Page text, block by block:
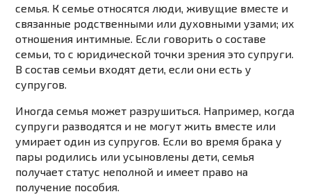
семья. К семье относятся люди, живущие вместе и
связанные родственными или духовными узами; их
отношения интимные. Если говорить о составе
семьи, то с юридической точки зрения это супруги.
В состав семьи входят дети, если они есть у
супругов.
Иногда семья может разрушиться. Например, когда
супруги разводятся и не могут жить вместе или
умирает один из супругов. Если во время брака у
пары родились или усыновлены дети, семья
получает статус неполной и имеет право на
получение пособия.